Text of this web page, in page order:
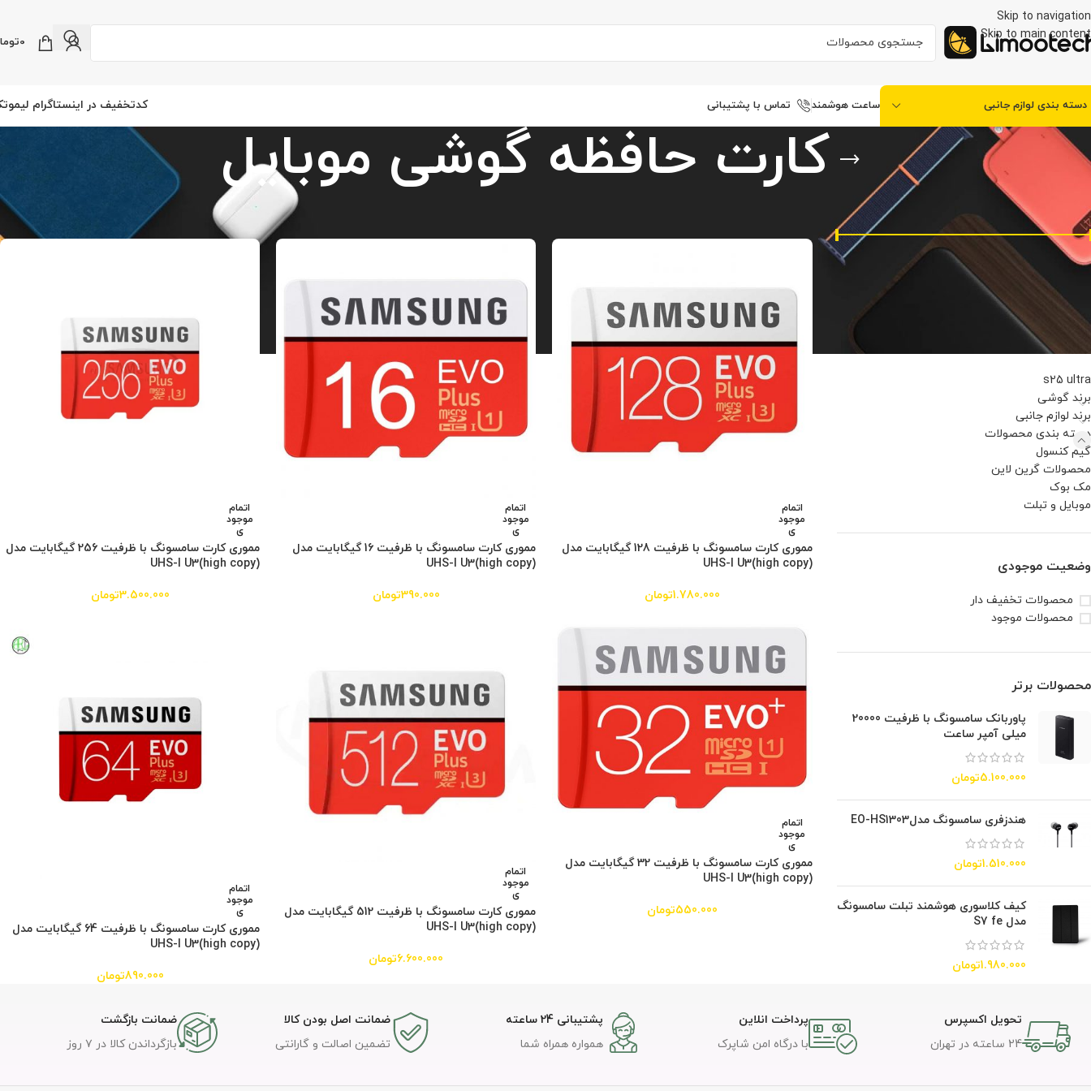
Skip to navigation
Skip to main content
0
دسته بندی لوازم جانبی ساعت هوشمند تماس با پشتیبانی کدتخفیف در اینستاگرام
کارت حافظه گوشی موبایل
فیلتر قیمت
390.000تومان —6.600.000تومان
دسته‌های محصولات
s25 ultra
برند گوشی
برند لوازم جانبی
دسته بندی محصولات
گیم کنسول
محصولات گرین لاین
مک بوک
موبایل و تبلت
وضعیت موجودی
محصولات تخفیف دار
محصولات موجود
محصولات برتر
پاوربانک سامسونگ با ظرفیت 20000
میلی آمپر ساعت
5.100.000تومان
هندزفری سامسونگ مدلEO-HS1303
1.510.000تومان
کیف کلاسوری هوشمند تبلت سامسونگ
مدل S7 fe
1.980.000تومان
9
18
24
اتمام
موجود
ی
مموری کارت سامسونگ با ظرفیت 128 گیگابایت مدل
(high copy)UHS-I U3
1.780.000تومان
اتمام
موجود
ی
مموری کارت سامسونگ با ظرفیت 16 گیگابایت مدل
UHS-I U3(high copy)
390.000تومان
اتمام
موجود
ی
مموری کارت سامسونگ با ظرفیت 256 گیگابایت مدل
(high copy)UHS-I U3
3.500.000تومان
اتمام
موجود
ی
مموری کارت سامسونگ با ظرفیت 32 گیگابایت مدل
(high copy)UHS-I U3
550.000تومان
اتمام
موجود
ی
مموری کارت سامسونگ با ظرفیت 512 گیگابایت مدل
(high copy)UHS-I U3
6.600.000تومان
اتمام
موجود
ی
مموری کارت سامسونگ با ظرفیت 64 گیگابایت مدل
(high copy)UHS-I U3
890.000تومان
تحویل اکسپرس
24 ساعته در تهران
پرداخت انلاین
با درگاه امن شاپرک
پشتیبانی 24 ساعته
همواره همراه شما
ضمانت اصل بودن کالا
تضمین اصالت و گارانتی
ضمانت بازگشت
بازگرداندن کالا در ۷ روز